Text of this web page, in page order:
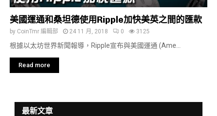
美國運通和桑坦德使用Ripple加快美英之間的匯款
by CoinTmr 編輯部 24 11 月, 2018 0 3125
根據以太坊世界新聞報導，Ripple宣布與美國運通 (Ame...
Read more
最新文章